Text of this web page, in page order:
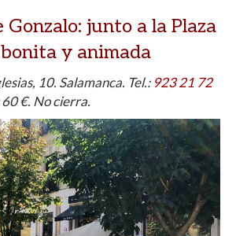
Gonzalo: junto a la Plaza
y animada
10. Salamanca. Tel.: 923 21 72
€. No cierra.